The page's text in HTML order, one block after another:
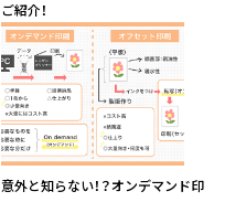
(￥4,680 税込)
￥4,345(税抜)
(￥4,780 税込)
￥3,700(税抜)
(￥4,070 税込)
(￥4,880 税込)
(￥4,160 税込)
ご紹介！
意外と知らない！？オンデマンド印